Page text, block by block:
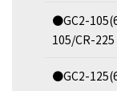
●GC2-
105/CR-225
●GC2-